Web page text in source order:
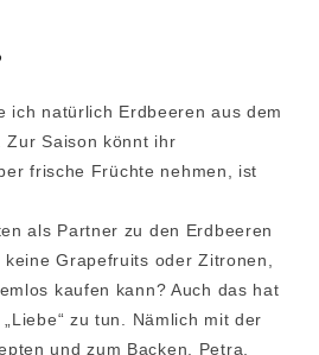
ich natürlich Erdbeeren aus dem
Zur Saison könnt ihr
frische Früchte nehmen, ist
als Partner zu den Erdbeeren
Grapefruits oder Zitronen,
kaufen kann? Auch das hat
zu tun. Nämlich mit der
und zum Backen. Petra,